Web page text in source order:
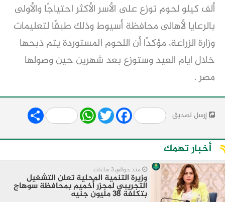
ألف كيلو لحوم توزع على الأسر الأكثر احتياجًا والأولى
بالرعايا لأهالى محافظة أسيوط وذلك طبقًا لتعليمات
وزارة الزراعة، مؤكدًا أن اللحوم المستوردة يتم ذبحها
خلال ايام العيد وستوزع بعد شهرين حين وصولها
مصر .
إرسل لصديق Share WhatsApp
Twitter Facebook
أخبار تهمك
منذ حوالي 3 ساعات
وزيرة التنمية المحلية تعلن التشغيل
التجريبي لمجزر أخميم بمحافظة سوهاج
بتكلفة 38 مليون جنيه